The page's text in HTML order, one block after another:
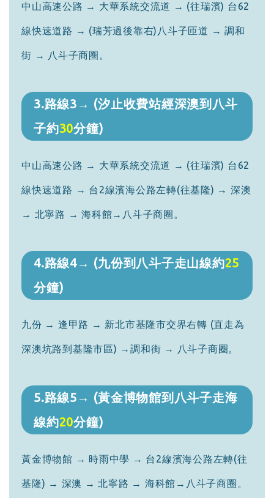
中山高速公路 → 大華系統交流道 → (往瑞濱) 台62
線快速道路 → (瑞芳過後靠右)八斗子匝道 → 調和
街 → 八斗子商圈。
3.路線3→ (汐止收費站經深澳到八斗
子約30分鐘)
中山高速公路 → 大華系統交流道 → (往瑞濱) 台62
線快速道路 → 台2線濱海公路左轉(往基隆) → 深澳
→ 北寧路 → 海科館→八斗子商圈。
4.路線4→ (九份到八斗子走山線約25
分鐘)
九份 → 逢甲路 → 新北市基隆市交界右轉 (直走為
深澳坑路到基隆市區) →調和街 → 八斗子商圈。
5.路線5→ (黃金博物館到八斗子走海
線約20分鐘)
黃金博物館 → 時雨中學 → 台2線濱海公路左轉(往
基隆) → 深澳 → 北寧路 → 海科館→八斗子商圈。